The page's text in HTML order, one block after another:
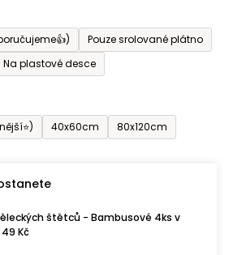
Pouze srolované plátno
Na plastové desce
40x60cm 80x120cm
štětců - Bambusové 4ks v
Kč